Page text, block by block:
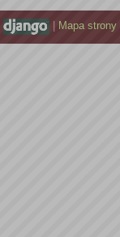
Mapa strony